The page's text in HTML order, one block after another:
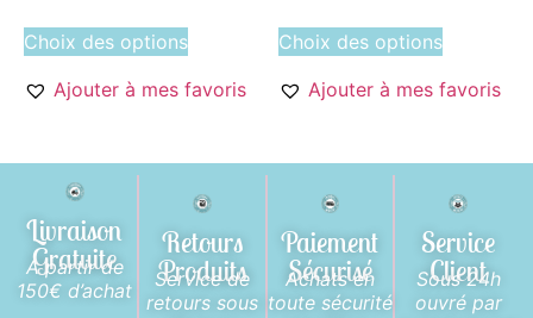
Choix des options
Ajouter à mes favoris
Choix des options
Ajouter à mes favoris
Livraison
Gratuite
A partir de
150€ d’achat
Retours
Produits
Service de
retours sous
Paiement
Sécurisé
Achats en
toute sécurité
Service
Client
Sous 24h
ouvré par